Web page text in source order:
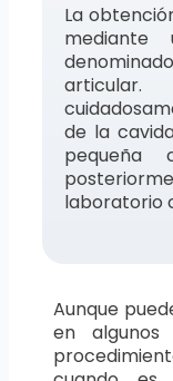
La
mediante
de la
pequeña
laboratorio
Aunque
en